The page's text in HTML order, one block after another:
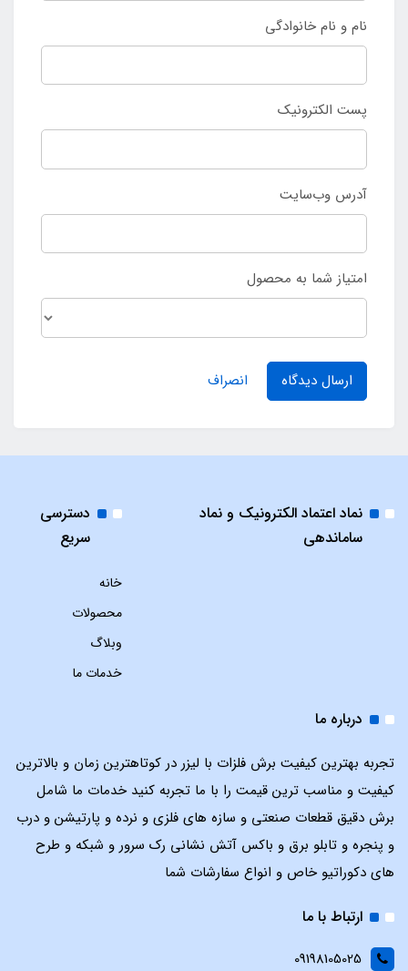
نام و نام خانوادگی
پست الکترونیک
آدرس وب‌سایت
امتیاز شما به محصول
ارسال دیدگاه انصراف
نماد اعتماد الکترونیک و نماد
ساماندهی
دسترسی
سریع
خانه
محصولات
وبلاگ
خدمات ما
درباره ما
تجربه بهترین کیفیت برش فلزات با لیزر در کوتاهترین زمان و بالاترین
کیفیت و مناسب ترین قیمت را با ما تجربه کنید خدمات ما شامل
برش دقیق قطعات صنعتی و سازه های فلزی و نرده و پارتیشن و درب
و پنجره و تابلو برق و باکس آتش نشانی رک سرور و شبکه و طرح
های دکوراتیو خاص و انواع سفارشات شما
ارتباط با ما
09198105025